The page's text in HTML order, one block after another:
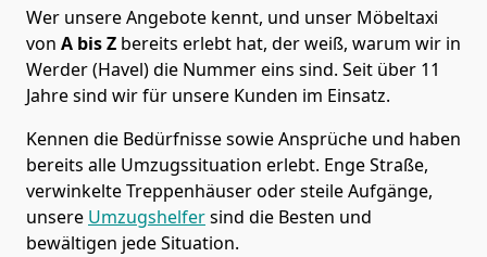
Wer unsere Angebote kennt, und unser Möbeltaxi
von A bis Z bereits erlebt hat, der weiß, warum wir in
Werder (Havel) die Nummer eins sind. Seit über 11
Jahre sind wir für unsere Kunden im Einsatz.
Kennen die Bedürfnisse sowie Ansprüche und haben
bereits alle Umzugssituation erlebt. Enge Straße,
verwinkelte Treppenhäuser oder steile Aufgänge,
unsere Umzugshelfersind die Besten und
bewältigen jede Situation.